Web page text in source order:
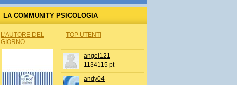
LA COMMUNITY PSICOLOGIA
L'AUTORE DEL
GIORNO
TOP UTENTI
angel121
1134115 pt
andy04